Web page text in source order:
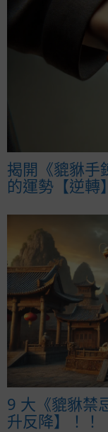
揭開《貔貅手
的運勢【逆轉
9 大《貔貅禁
升反降】！！